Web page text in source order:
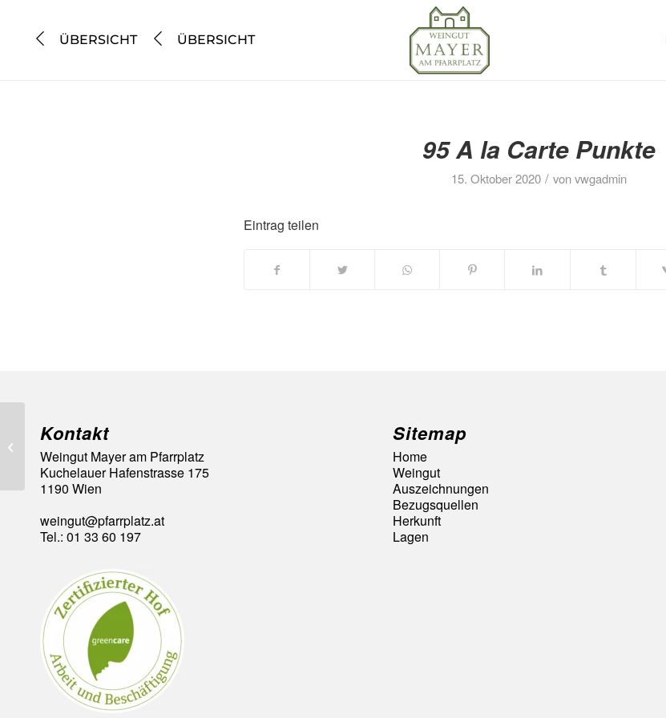
ÜBERSICHT ÜBERSICHT
95 A la Carte Punkte
15. Oktober 2020 / vonvwgadmin
Eintrag teilen
Kontakt
Weingut Mayer am Pfarrplatz
Kuchelauer Hafenstrasse 175
1190 Wien
weingut@pfarrplatz.at
Tel.: 01 33 60 197
Sitemap
Home
Weingut
Auszeichnungen
Bezugsquellen
Herkunft
Lagen